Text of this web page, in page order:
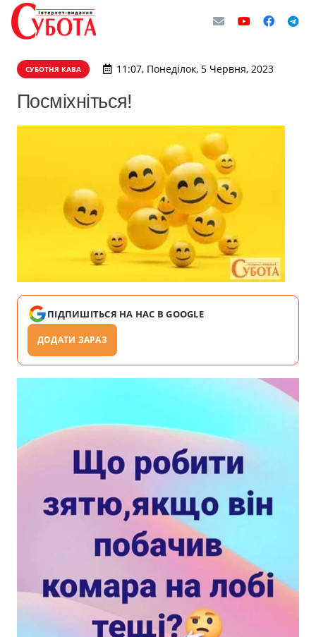
СУБОТНЯ КАВА 11:07, Понеділок, 5 Червня, 2023
Посміхніться!
ПІДПИШІТЬСЯ НА НАС В GOOGLE
ДОДАТИ ЗАРАЗ